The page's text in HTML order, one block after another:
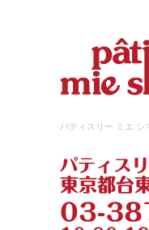
パティスリー ミエ シ